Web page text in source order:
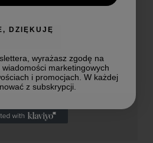
DZIĘKUJĘ
wyrażasz zgodę na
marketingowych
i promocjach. W każdej
z subskrypcji.